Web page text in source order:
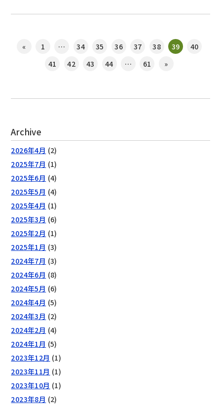
« 1 … 34 35 36 37 38 39
40
41
42 43 44 … 61 »
Archive
2026年4月 (2)
2025年7月 (1)
2025年6月 (4)
2025年5月 (4)
2025年4月 (1)
2025年3月 (6)
2025年2月 (1)
2025年1月 (3)
2024年7月 (3)
2024年6月 (8)
2024年5月 (6)
2024年4月 (5)
2024年3月 (2)
2024年2月 (4)
2024年1月 (5)
2023年12月 (1)
2023年11月 (1)
2023年10月 (1)
2023年8月 (2)